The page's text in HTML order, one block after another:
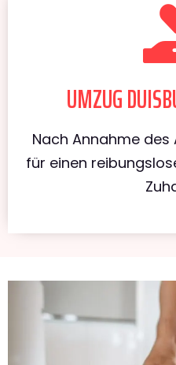
UMZUG
Nach Annahme
für einen